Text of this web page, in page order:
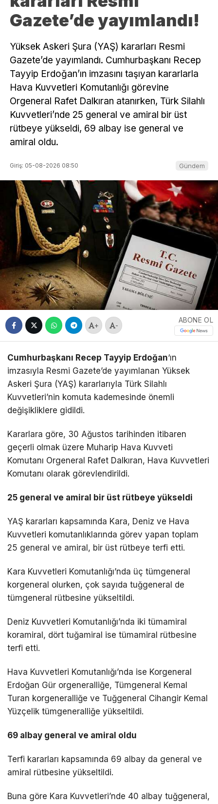
Gazete’de yayımlandı!
Yüksek Askeri Şura (YAŞ) kararları Resmi
Gazete’de yayımlandı. Cumhurbaşkanı Recep
Tayyip Erdoğan’ın imzasını taşıyan kararlarla
Hava Kuvvetleri Komutanlığı görevine
Orgeneral Rafet Dalkıran atanırken, Türk Silahlı
Kuvvetleri’nde 25 general ve amiral bir üst
rütbeye yükseldi, 69 albay ise general ve
amiral oldu.
Giriş: 05-08-2026 08:50 Gündem
+ -
ABONE OL
Cumhurbaşkanı Recep Tayyip Erdoğan‘ın
imzasıyla Resmi Gazete’de yayımlanan Yüksek
Askeri Şura (YAŞ) kararlarıyla Türk Silahlı
Kuvvetleri’nin komuta kademesinde önemli
değişikliklere gidildi.
Kararlara göre, 30 Ağustos tarihinden itibaren
geçerli olmak üzere Muharip Hava Kuvveti
Komutanı Orgeneral Rafet Dalkıran, Hava Kuvvetleri
Komutanı olarak görevlendirildi.
25 general ve amiral bir üst rütbeye yükseldi
YAŞ kararları kapsamında Kara, Deniz ve Hava
Kuvvetleri komutanlıklarında görev yapan toplam
25 general ve amiral, bir üst rütbeye terfi etti.
Kara Kuvvetleri Komutanlığı’nda üç tümgeneral
korgeneral olurken, çok sayıda tuğgeneral de
tümgeneral rütbesine yükseltildi.
Deniz Kuvvetleri Komutanlığı’nda iki tümamiral
koramiral, dört tuğamiral ise tümamiral rütbesine
terfi etti.
Hava Kuvvetleri Komutanlığı’nda ise Korgeneral
Erdoğan Gür orgeneralliğe, Tümgeneral Kemal
Turan korgeneralliğe ve Tuğgeneral Cihangir Kemal
Yüzçelik tümgeneralliğe yükseltildi.
69 albay general ve amiral oldu
Terfi kararları kapsamında 69 albay da general ve
amiral rütbesine yükseltildi.
Buna göre Kara Kuvvetleri’nde 40 albay tuğgeneral,